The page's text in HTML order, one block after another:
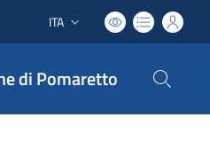
Lingua attiva:
ITA
di Pomaretto